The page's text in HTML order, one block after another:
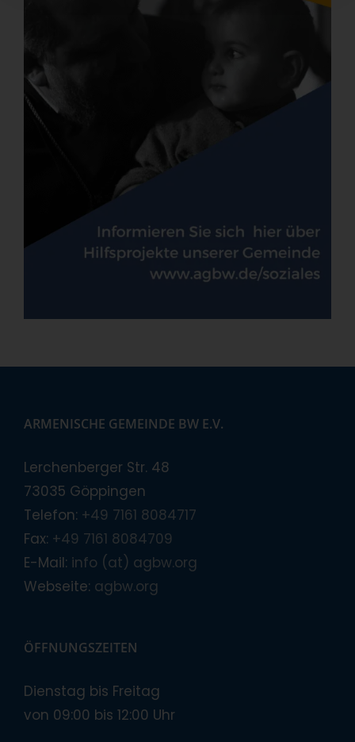
ARMENISCHE GEMEINDE BW E.V.
Lerchenberger Str. 48
73035 Göppingen
Telefon: +49 7161 8084717
Fax: +49 7161 8084709
E-Mail: info (at) agbw.org
Webseite: agbw.org
ÖFFNUNGSZEITEN
Dienstag bis Freitag
von 09:00 bis 12:00 Uhr